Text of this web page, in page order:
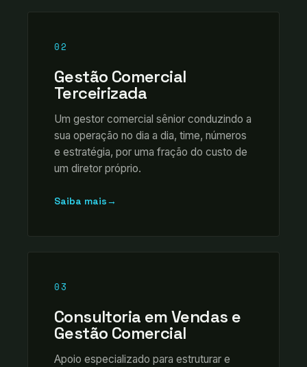
02
Gestão Comercial
Terceirizada
Um gestor comercial sênior conduzindo a
sua operação no dia a dia, time, números
e estratégia, por uma fração do custo de
um diretor próprio.
Saiba mais→
03
Consultoria em Vendas e
Gestão Comercial
Apoio especializado para estruturar e